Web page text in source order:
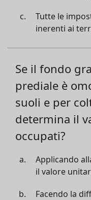
Tutte le
inerenti ai
Se il fondo
prediale è
suoli e per
determina il
occupati?
Applicando
il valore
Facendo la